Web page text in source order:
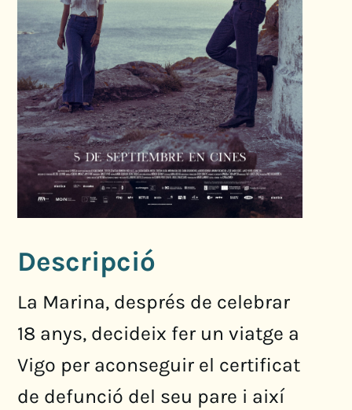
Descripció
La Marina, després de celebrar
18 anys, decideix fer un viatge a
Vigo per aconseguir el certificat
de defunció del seu pare i així